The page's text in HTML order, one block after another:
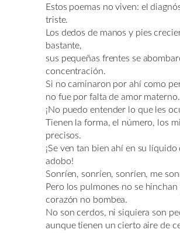
Estos poemas no viven: el
triste.
Los dedos de manos y pies
bastante,
sus pequeñas frentes se
concentración.
Si no caminaron por ahí como
no fue por falta de amor materno.
¡No puedo entender lo que les
Tienen la forma, el número, los
precisos.
¡Se ven tan bien ahí en su líquido
adobo!
Sonríen, sonríen, sonríen, me
Pero los pulmones no se hinchan
corazón no bombea.
No son cerdos, ni siquiera son
aunque tienen un cierto aire de